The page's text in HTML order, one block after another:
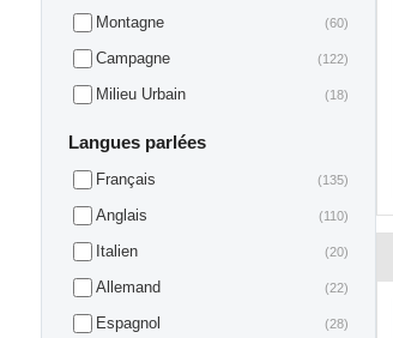
Montagne (60)
Campagne (122)
Milieu Urbain (18)
Langues parlées
Français (135)
Anglais (110)
Italien (20)
Allemand (22)
Espagnol (28)